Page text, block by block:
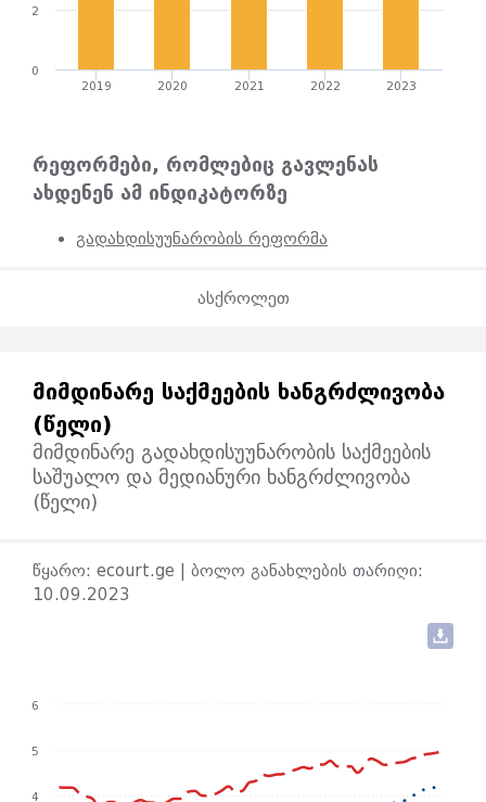
2019 2020 2021 2022 2023
0
2
რეფორმები, რომლებიც გავლენას
ახდენენ ამ ინდიკატორზე
გადახდისუუნარობის რეფორმა
ასქროლეთ
ᲛᲘᲛᲓᲘᲜᲐᲠᲔ ᲡᲐᲥᲛᲔᲔᲑᲘᲡ ᲮᲐᲜᲒᲠᲫᲚᲘᲕᲝᲑᲐ
(ᲬᲔᲚᲘ)
მიმდინარე გადახდისუუნარობის საქმეების
საშუალო და მედიანური ხანგრძლივობა
(წელი)
წყარო: ecourt.ge | ბოლო განახლების თარიღი:
10.09.2023
4
5
6